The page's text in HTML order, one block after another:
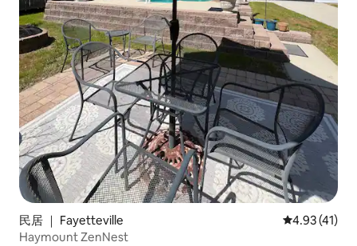
民居 ｜ Fayetteville 平均评分
4.93 (41)
Haymount ZenNest